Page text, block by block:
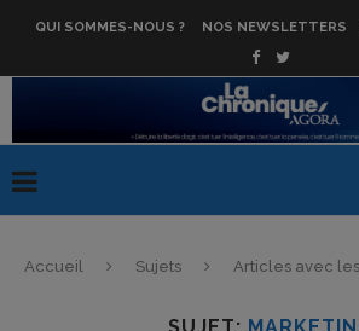
QUI SOMMES-NOUS ? NOS NEWSLETTERS
Accueil Sujets Articles avec